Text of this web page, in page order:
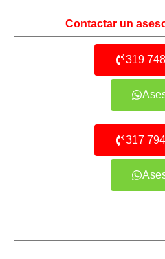
Contactar un
319
317